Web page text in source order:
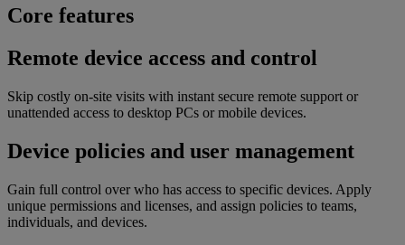
Core features
Remote device access and control
Skip costly on-site visits with instant secure remote support or
unattended access to desktop PCs or mobile devices.
Device policies and user management
Gain full control over who has access to specific devices. Apply
unique permissions and licenses, and assign policies to teams,
individuals, and devices.